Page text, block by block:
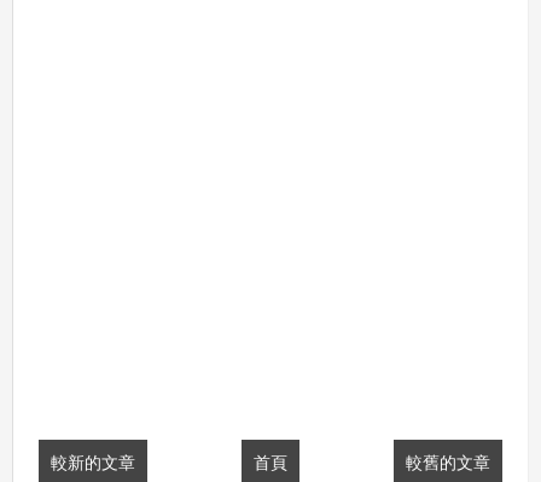
較新的文章 較舊的文章
首頁